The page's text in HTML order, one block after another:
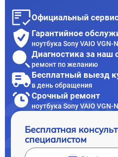
Официальный
Гарантийное
ноутбука Sony VAIO VGN-
Диагностика за наш
ремонт по желанию
Бесплатный выезд
в день обращения
Срочный ремонт
ноутбука Sony VAIO VGN-
Бесплатная
специалистом